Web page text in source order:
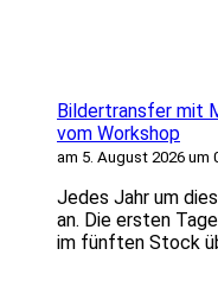
Bildertransfer mit
vom Workshop
am 5. August 2026 um
Jedes Jahr um
an. Die ersten
im fünften Stock